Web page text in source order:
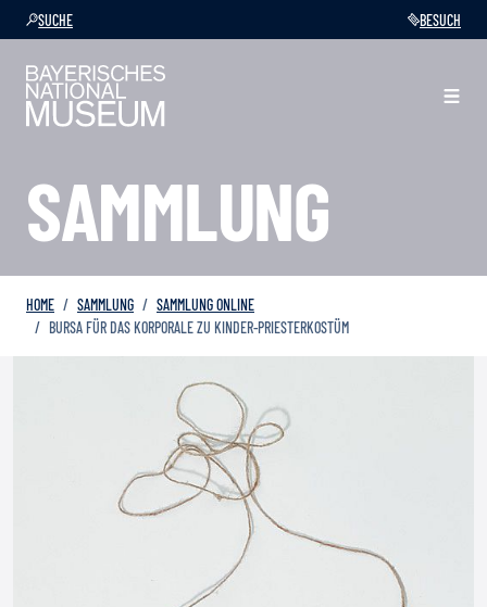
SUCHE BESUCH
SAMMLUNG
HOME SAMMLUNG
SAMMLUNG ONLINE
BURSA FÜR DAS KORPORALE ZU KINDER-PRIESTERKOSTÜM